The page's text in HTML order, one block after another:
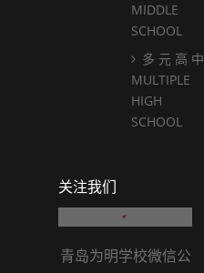
MIDDLE
SCHOOL
多 元 高 中
MULTIPLE
HIGH
SCHOOL
关注我们
青岛为明学校微信公